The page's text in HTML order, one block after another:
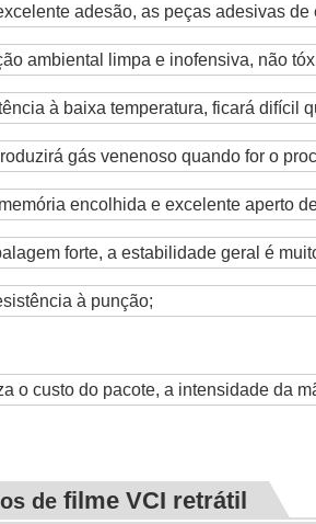
adesão, as peças adesivas de
ambiental limpa e inofensiva, não
à baixa temperatura, ficará difícil
gás venenoso quando for o
encolhida e excelente aperto
forte, a estabilidade geral é
à punção;
o custo do pacote, a intensidade da
de filme VCI retrátil